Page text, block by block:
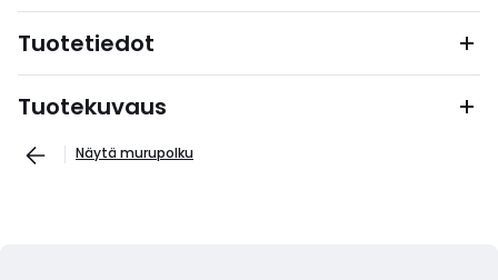
Tuotetiedot
Tuotekuvaus
Näytä murupolku